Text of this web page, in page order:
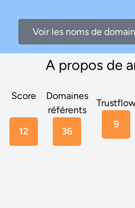
Voir les noms de
A propos de
Score
12
Domaines
référents
36
9